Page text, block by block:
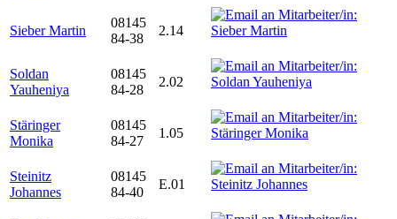
Sieber Martin
08145
84-38
2.14
Soldan
Yauheniya
08145
84-28
2.02
Stäringer
Monika
08145
84-27
1.05
Steinitz
Johannes
08145
84-40
E.01